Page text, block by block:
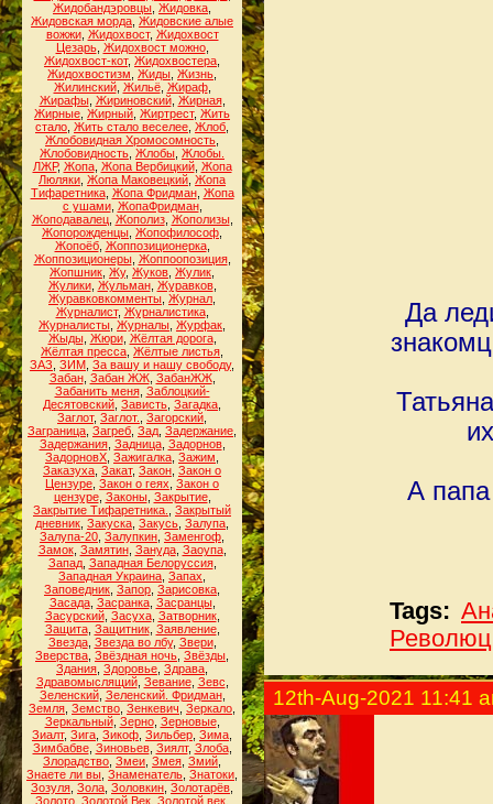
Жидобандэровцы Жидовка
Жидовская морда Жидовские алые
вожжи, Жидохвост, Жидохвост
Цезарь, Жидохвост можно,
Жидохвост-кот, Жидохвостера
Жидохвостизм Жиды Жизнь
Жилинский, Жильё, Жираф,
Жирафы, Жириновский, Жирная,
Жирные Жирный Жиртрест, Жить
стало Жить стало веселее Жлоб
Жлобовидная Хромосомность
Жлобовидность Жлобы Жлобы.
ЛЖР, Жопа, Жопа Вербицкий, Жопа
Люляки Жопа Маковецкий Жопа
Тифаретника, Жопа Фридман, Жопа
с ушами, ЖопаФридман,
Жоподавалец, Жополиз, Жополизы,
Жопорожденцы Жопофилософ
Жопоёб, Жоппозиционерка,
Жоппозиционеры, Жоппоопозиция,
Жопшник Жу, Жуков Жулик
Жулики, Жульман, Журавков,
Журавковкомменты Журнал
Журналист, Журналистика,
Журналисты Журналы Журфак
Жыды, Жюри, Жёлтая дорога,
Жёлтая пресса Жёлтые листья
ЗАЗ ЗИМ За вашу и нашу свободу,
Забан, Забан ЖЖ, ЗабанЖЖ,
Забанить меня, Заблоцкий-
Десятовский Зависть Загадка
Заглот, Заглот. Загорский
Заграница Загреб Зад Задержание
Задержания, Задница, Задорнов,
ЗадорновХ Зажигалка Зажим
Заказуха Закат, Закон Закон о
Цензуре Закон о геях Закон о
цензуре, Законы, Закрытие,
Закрытие Тифаретника.
Закрытый
дневник Закуска Закусь Залупа
Залупа-20 Залупкин Заменгоф
Замок, Замятин, Зануда, Заоупа,
Запад, Западная Белоруссия,
Западная Украина Запах
Заповедник Запор Зарисовка
Засада, Засранка, Засранцы,
Засурский, Засуха, Затворник,
Защита, Защитник, Заявление,
Звезда, Звезда во лбу, Звери,
Зверства Звёздная ночь Звёзды
Здания Здоровье Здрава
Здравомыслящий, Зевание, Зевс
Зеленский, Зеленский. Фридман,
Земля Земство Зенкевич Зеркало
Зеркальный, Зерно, Зерновые,
Зиалт, Зига Зикоф Зильбер Зима
Зимбабве, Зиновьев, Зиялт, Злоба,
Злорадство Змеи Змея Змий
Знаете ли вы Знаменатель Знатоки
Зозуля Зола Золовкин Золотарёв
Золото Золотой Век Золотой век
Да
А
Tags:
12th-Aug-2021 11:41